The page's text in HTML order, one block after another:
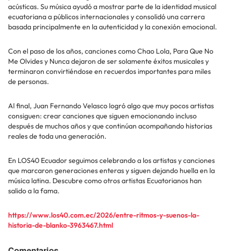
acústicas. Su música ayudó a mostrar parte de la identidad musical
ecuatoriana a públicos internacionales y consolidó una carrera
basada principalmente en la autenticidad y la conexión emocional.
Con el paso de los años, canciones como Chao Lola, Para Que No
Me Olvides y Nunca dejaron de ser solamente éxitos musicales y
terminaron convirtiéndose en recuerdos importantes para miles
de personas.
Al final, Juan Fernando Velasco logró algo que muy pocos artistas
consiguen: crear canciones que siguen emocionando incluso
después de muchos años y que continúan acompañando historias
reales de toda una generación.
En LOS40 Ecuador seguimos celebrando a los artistas y canciones
que marcaron generaciones enteras y siguen dejando huella en la
música latina. Descubre como otros artistas Ecuatorianos han
salido a la fama.
https://www.los40.com.ec/2026/entre-ritmos-y-suenos-la-
historia-de-blanko-3963467.html